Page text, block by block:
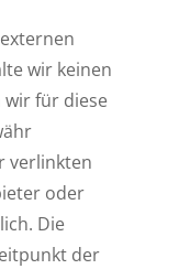
wir keinen
wir für diese
verlinkten
oder
Die
der